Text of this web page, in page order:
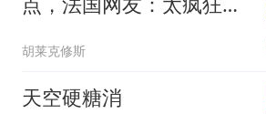
胡莱克修斯
天空硬糖消